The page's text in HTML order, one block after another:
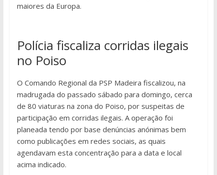
maiores da Europa.
Polícia fiscaliza corridas ilegais
no Poiso
O Comando Regional da PSP Madeira fiscalizou, na
madrugada do passado sábado para domingo, cerca
de 80 viaturas na zona do Poiso, por suspeitas de
participação em corridas ilegais. A operação foi
planeada tendo por base denúncias anónimas bem
como publicações em redes sociais, as quais
agendavam esta concentração para a data e local
acima indicado.